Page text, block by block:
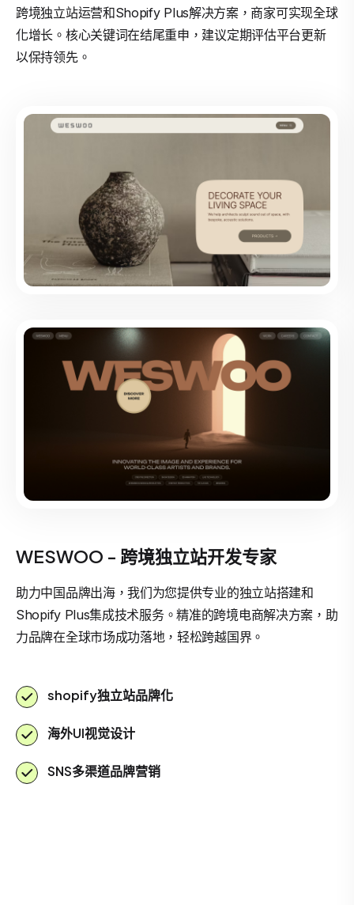
跨境独立站运营和Shopify Plus解决方案，商家可实现全球
化增长。核心关键词在结尾重申，建议定期评估平台更新
以保持领先。
WESWOO - 跨境独立站开发专家
助力中国品牌出海，我们为您提供专业的独立站搭建和
Shopify Plus集成技术服务。精准的跨境电商解决方案，助
力品牌在全球市场成功落地，轻松跨越国界。
shopify独立站品牌化
海外UI视觉设计
SNS多渠道品牌营销